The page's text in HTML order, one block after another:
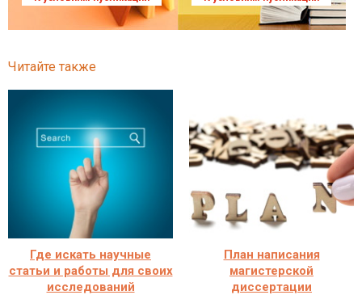
Читайте также
Где искать научные
статьи и работы для своих
исследований
План написания
магистерской
диссертации